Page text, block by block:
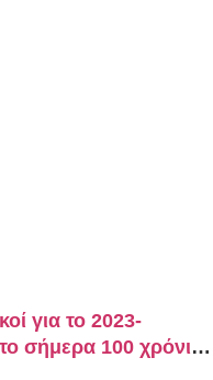
για το 2023-
σήμερα 100 χρόνια